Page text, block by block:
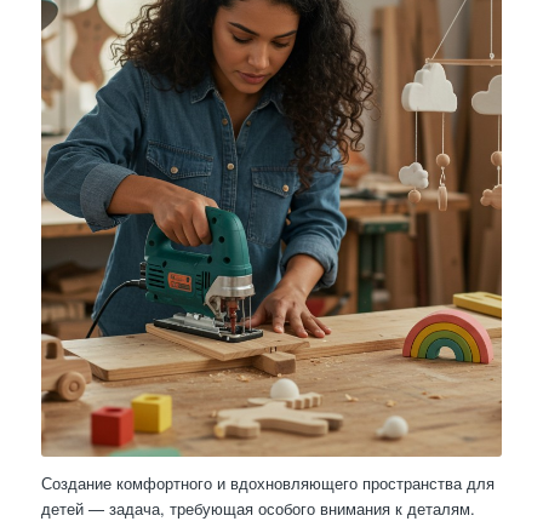
Создание комфортного и вдохновляющего пространства для
детей — задача, требующая особого внимания к деталям.